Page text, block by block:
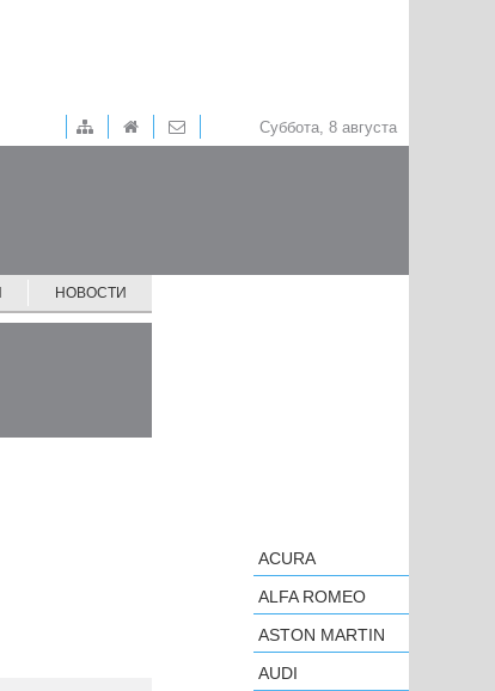
Суббота, 8 августа
НОВОСТИ
ACURA
ALFA ROMEO
ASTON MARTIN
AUDI